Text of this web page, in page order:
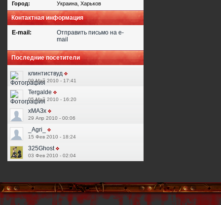
Город:
Украина, Харьков
Контактная информация
E-mail:
Отправить письмо на e-
mail
Последние посетители
клинтиствуд
09 Май 2010 - 17:41
Tergalde
05 Май 2010 - 16:20
хМАЗх
29 Апр 2010 - 00:06
_Agri_
15 Фев 2010 - 18:24
325Ghost
03 Фев 2010 - 02:04